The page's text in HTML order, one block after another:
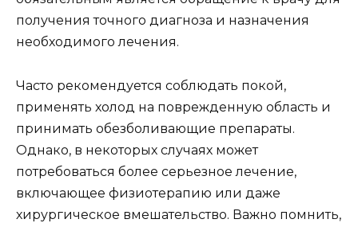
получения точного диагноза и назначения
необходимого лечения.
Часто рекомендуется соблюдать покой,
применять холод на поврежденную область и
принимать обезболивающие препараты.
Однако, в некоторых случаях может
потребоваться более серьезное лечение,
включающее физиотерапию или даже
хирургическое вмешательство. Важно помнить,